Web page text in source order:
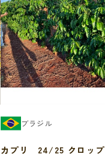
ブラジル
カプリ 24/25 クロップ